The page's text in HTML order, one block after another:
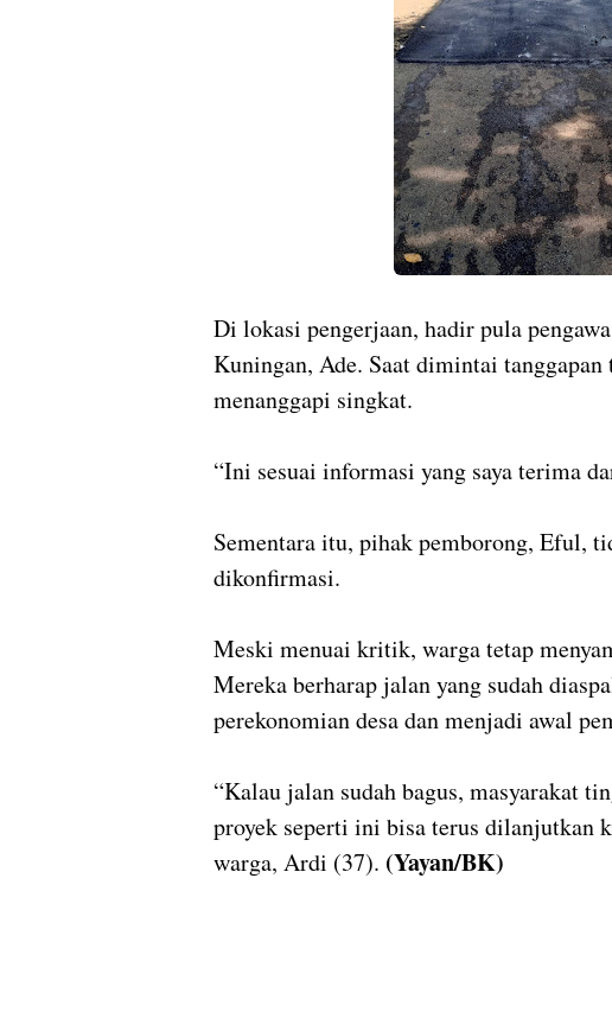
Di lokasi pengerjaan, hadir pula
Kuningan, Ade. Saat dimintai
menanggapi singkat.
“Ini sesuai informasi yang saya terima
Sementara itu, pihak pemborong, Eful,
dikonfirmasi.
Meski menuai kritik, warga tetap
Mereka berharap jalan yang sudah
perekonomian desa dan menjadi awal
“Kalau jalan sudah bagus, masyarakat
proyek seperti ini bisa terus dilanjutkan
warga, Ardi (37). (Yayan/BK)